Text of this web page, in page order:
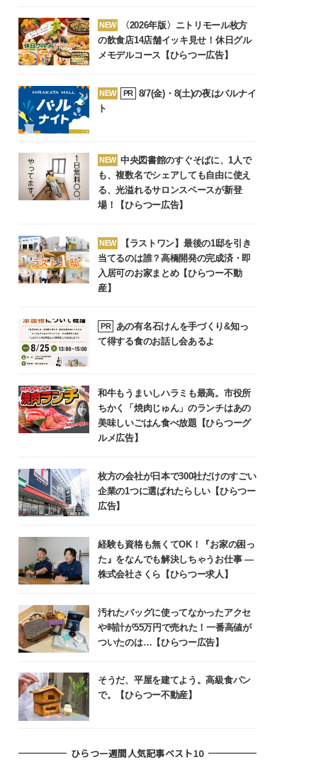
NEW
〈2026年版〉ニトリモール枚方
の飲食店14店舗イッキ見せ！休日グル
メモデルコース【ひらつー広告】
NEW PR
8/7(金)・8(土)の夜はバルナイ
ト
NEW 中央図書館のすぐそばに、1人で
も、複数名でシェアしても自由に使え
る、光溢れるサロンスペースが新登
場！【ひらつー広告】
NEW
【ラストワン】最後の1邸を引き
当てるのは誰？高橋開発の完成済・即
入居可のお家まとめ【ひらつー不動
産】
PR
あの有名石けんを手づくり&知っ
て得する食のお話し会あるよ
和牛もうまいしハラミも最高。市役所
ちかく「焼肉じゅん」のランチはあの
美味しいごはん食べ放題【ひらつーグ
ルメ広告】
枚方の会社が日本で300社だけのすごい
企業の1つに選ばれたらしい【ひらつー
広告】
経験も資格も無くてOK！『お家の困っ
た』をなんでも解決しちゃうお仕事 ―
株式会社さくら【ひらつー求人】
汚れたバッグに使ってなかったアクセ
や時計が55万円で売れた！一番高値が
ついたのは…【ひらつー広告】
そうだ、平屋を建てよう。高級食パン
で。【ひらつー不動産】
ひらつー週間人気記事ベスト10